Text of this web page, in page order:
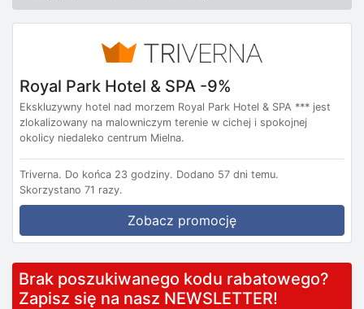
Royal Park Hotel & SPA -9%
Ekskluzywny hotel nad morzem Royal Park Hotel & SPA *** jest
zlokalizowany na malowniczym terenie w cichej i spokojnej
okolicy niedaleko centrum Mielna.
Triverna. Do końca 23 godziny. Dodano 57 dni temu.
Skorzystano 71 razy.
Zobacz promocję
Brak poszukiwanego kodu rabatowego?
Zapisz się na nasz NEWSLETTER!